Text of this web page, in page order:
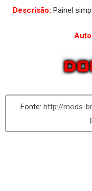
Descrisão: Painel
http://mods-